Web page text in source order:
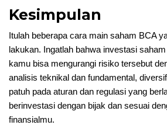
Kesimpulan
Itulah beberapa cara main saham BCA
lakukan. Ingatlah bahwa investasi
kamu bisa mengurangi risiko tersebut
analisis teknikal dan fundamental,
patuh pada aturan dan regulasi yang
berinvestasi dengan bijak dan sesuai
finansialmu.